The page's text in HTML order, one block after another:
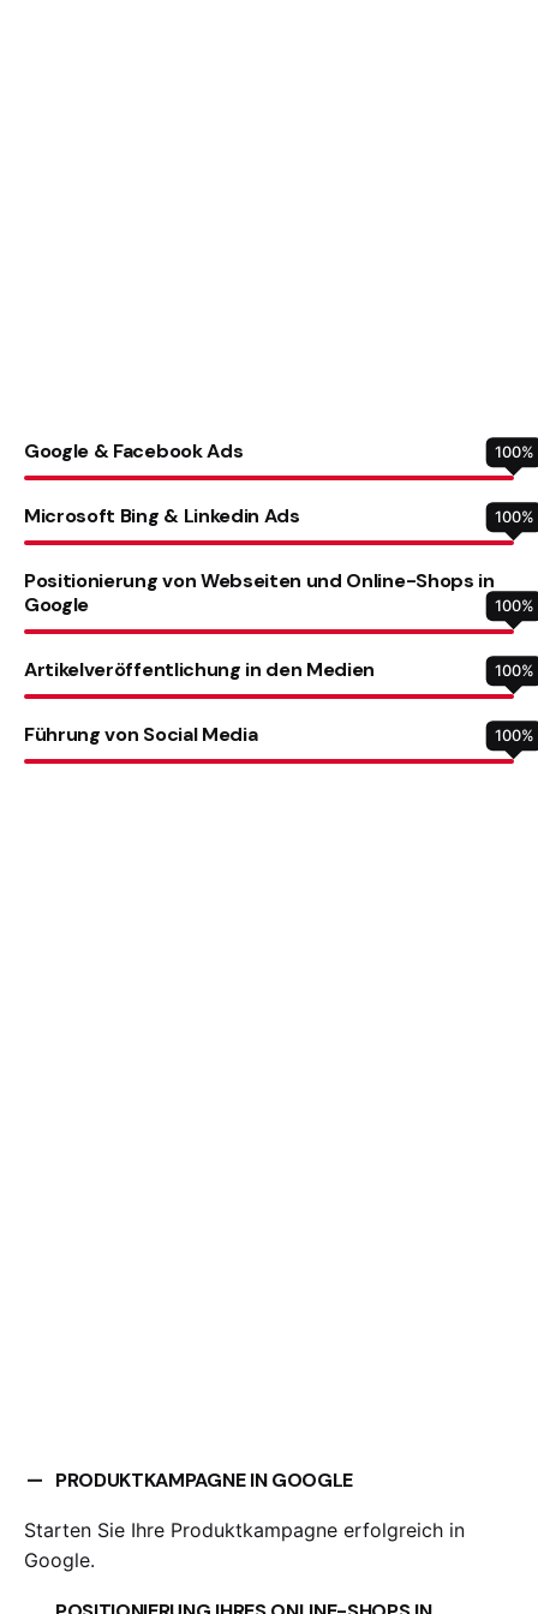
Google & Facebook Ads 100%
Microsoft Bing & Linkedin Ads 100%
Positionierung von Webseiten und Online-Shops in
Google
100%
Artikelveröffentlichung in den Medien 100%
Führung von Social Media 100%
PRODUKTKAMPAGNE IN GOOGLE
Starten Sie Ihre Produktkampagne erfolgreich in
Google.